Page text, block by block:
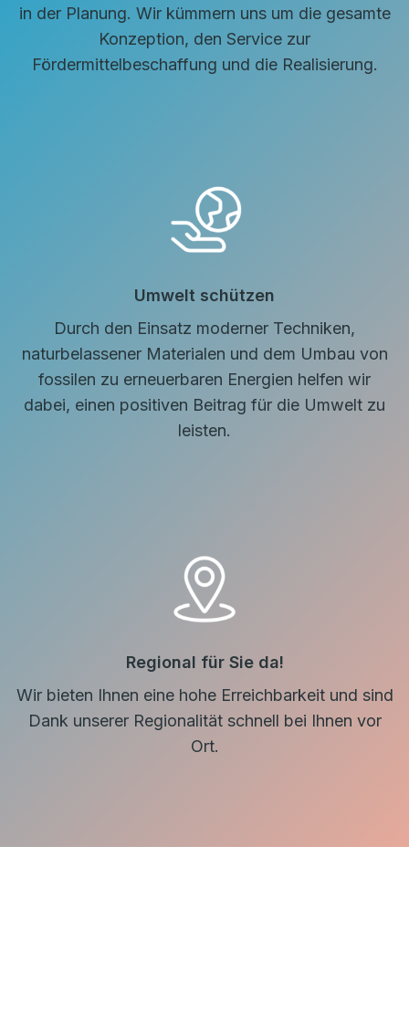
in der Planung. Wir kümmern uns um die gesamte
Konzeption, den Service zur
Fördermittelbeschaffung und die Realisierung.
Umwelt schützen
Durch den Einsatz moderner Techniken,
naturbelassener Materialen und dem Umbau von
fossilen zu erneuerbaren Energien helfen wir
dabei, einen positiven Beitrag für die Umwelt zu
leisten.
Regional für Sie da!
Wir bieten Ihnen eine hohe Erreichbarkeit und sind
Dank unserer Regionalität schnell bei Ihnen vor
Ort.